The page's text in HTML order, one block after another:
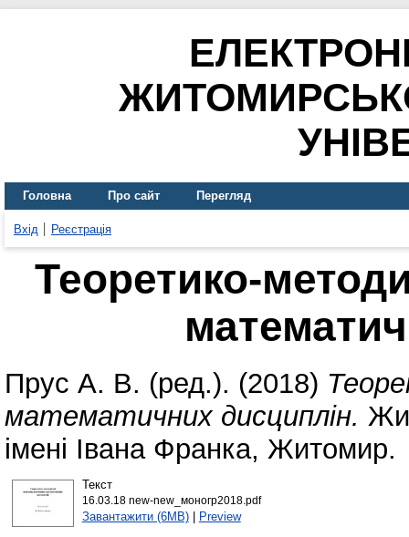
Головна Про сайт Перегляд
Вхід Реєстрація
Теоретико-
Прус А. В. (ред.). (2018)
математичних дисциплін.
імені Івана Франка, Житомир.
Текст
16.03.18 new-new_моногр2018.pdf
Завантажити (6MB)| Preview